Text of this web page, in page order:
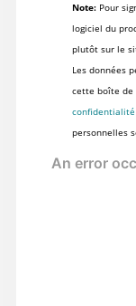
Note:Pour
logiciel du
plutôt sur le
Les données
cette boîte de
confidentialité
personnelles